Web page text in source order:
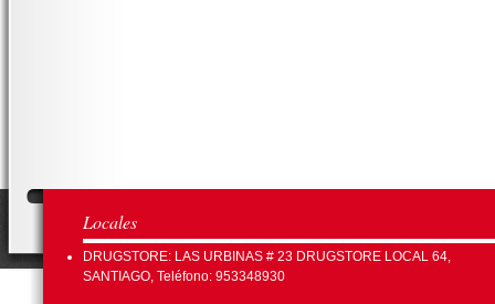
Locales
DRUGSTORE: LAS URBINAS # 23 DRUGSTORE LOCAL 64,
SANTIAGO, Teléfono: 953348930